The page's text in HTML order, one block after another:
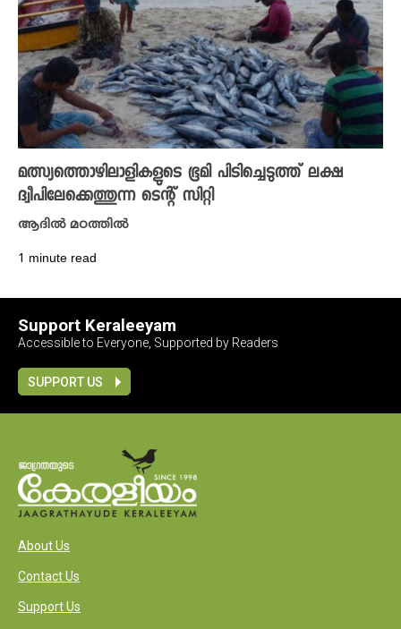
മത്സ്യത്തൊഴിലാളികളുടെ ഭൂമി പിടിച്ചെടുത്ത് ലക്ഷ
ദ്വീപിലേക്കെത്തുന്ന ടെന്റ് സിറ്റി
ആദിൽ മഠത്തിൽ
1 minute read
Support Keraleeyam
Accessible to Everyone, Supported by Readers
SUPPORT US
About Us
Contact Us
Support Us